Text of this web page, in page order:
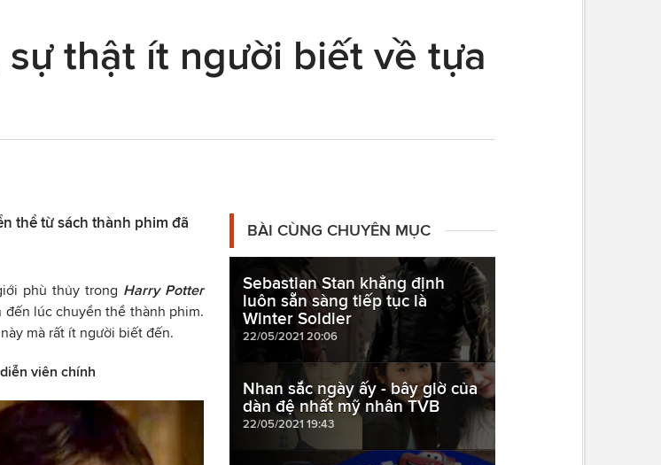
thật ít người biết về tựa
thể từ sách thành phim đã
phù thủy trong Harry Potter
lúc chuyển thể thành phim.
mà rất ít người biết đến.
viên chính
BÀI CÙNG CHUYÊN MỤC
Sebastian Stan khẳng định
luôn sẵn sàng tiếp tục là
Winter Soldier
22/05/2021 20:06
Nhan sắc ngày ấy - bây giờ của
dàn đệ nhất mỹ nhân TVB
22/05/2021 19:43